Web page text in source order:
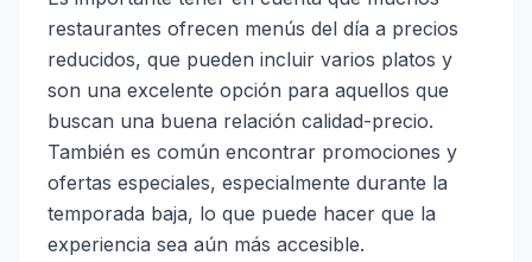
restaurantes ofrecen menús del día a precios
reducidos, que pueden incluir varios platos y
son una excelente opción para aquellos que
buscan una buena relación calidad-precio.
También es común encontrar promociones y
ofertas especiales, especialmente durante la
temporada baja, lo que puede hacer que la
experiencia sea aún más accesible.